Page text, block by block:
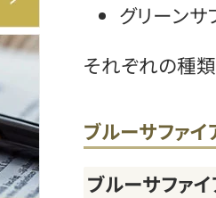
グリーンサ
それぞれの種類
ブルーサファイ
ブルーサファ